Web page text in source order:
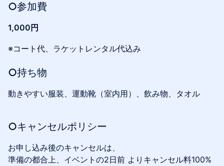
○参加費
1,000円
※コート代、ラケットレンタル代込み
○持ち物
動きやすい服装、運動靴（室内用）、飲み物、タオル
○キャンセルポリシー
お申し込み後のキャンセルは、
準備の都合上、イベントの2日前 よりキャンセル料100%